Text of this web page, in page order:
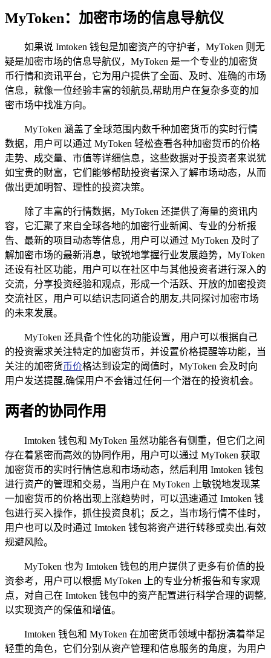
MyToken：加密市场的信息导航仪
如果说 Imtoken 钱包是加密资产的守护者，MyToken 则无
疑是加密市场的信息导航仪，MyToken 是一个专业的加密货
币行情和资讯平台，它为用户提供了全面、及时、准确的市场
信息，就像一位经验丰富的领航员,帮助用户在复杂多变的加
密市场中找准方向。
MyToken 涵盖了全球范围内数千种加密货币的实时行情
数据，用户可以通过 MyToken 轻松查看各种加密货币的价格
走势、成交量、市值等详细信息，这些数据对于投资者来说犹
如宝贵的财富，它们能够帮助投资者深入了解市场动态，从而
做出更加明智、理性的投资决策。
除了丰富的行情数据，MyToken 还提供了海量的资讯内
容，它汇聚了来自全球各地的加密行业新闻、专业的分析报
告、最新的项目动态等信息，用户可以通过 MyToken 及时了
解加密市场的最新消息，敏锐地掌握行业发展趋势，MyToken
还设有社区功能，用户可以在社区中与其他投资者进行深入的
交流，分享投资经验和观点，形成一个活跃、开放的加密投资
交流社区，用户可以结识志同道合的朋友,共同探讨加密市场
的未来发展。
MyToken 还具备个性化的功能设置，用户可以根据自己
的投资需求关注特定的加密货币，并设置价格提醒等功能，当
关注的加密货币价格达到设定的阈值时，MyToken 会及时向
用户发送提醒,确保用户不会错过任何一个潜在的投资机会。
两者的协同作用
Imtoken 钱包和 MyToken 虽然功能各有侧重，但它们之间
存在着紧密而高效的协同作用，用户可以通过 MyToken 获取
加密货币的实时行情信息和市场动态，然后利用 Imtoken 钱包
进行资产的管理和交易，当用户在 MyToken 上敏锐地发现某
一加密货币的价格出现上涨趋势时，可以迅速通过 Imtoken 钱
包进行买入操作，抓住投资良机；反之，当市场行情不佳时，
用户也可以及时通过 Imtoken 钱包将资产进行转移或卖出,有效
规避风险。
MyToken 也为 Imtoken 钱包的用户提供了更多有价值的投
资参考，用户可以根据 MyToken 上的专业分析报告和专家观
点，对自己在 Imtoken 钱包中的资产配置进行科学合理的调整,
以实现资产的保值和增值。
Imtoken 钱包和 MyToken 在加密货币领域中都扮演着举足
轻重的角色，它们分别从资产管理和信息服务的角度，为用户